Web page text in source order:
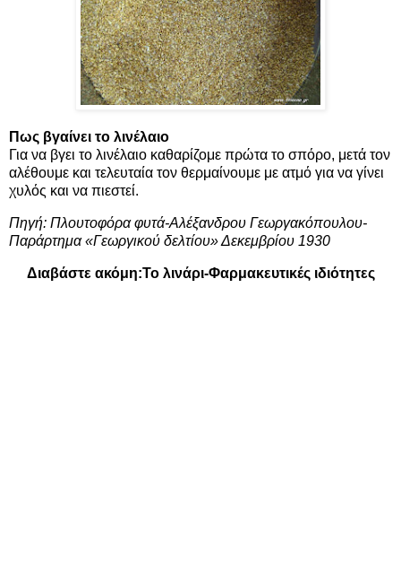
Πως βγαίνει το λινέλαιο
Για να βγει το λινέλαιο καθαρίζομε πρώτα το σπόρο, μετά τον
αλέθουμε και τελευταία τον θερμαίνουμε με ατμό για να γίνει
χυλός και να πιεστεί.
Πηγή: Πλουτοφόρα φυτά-Αλέξανδρου Γεωργακόπουλου-
Παράρτημα «Γεωργικού δελτίου» Δεκεμβρίου 1930
Διαβάστε ακόμη:Το λινάρι-Φαρμακευτικές ιδιότητες